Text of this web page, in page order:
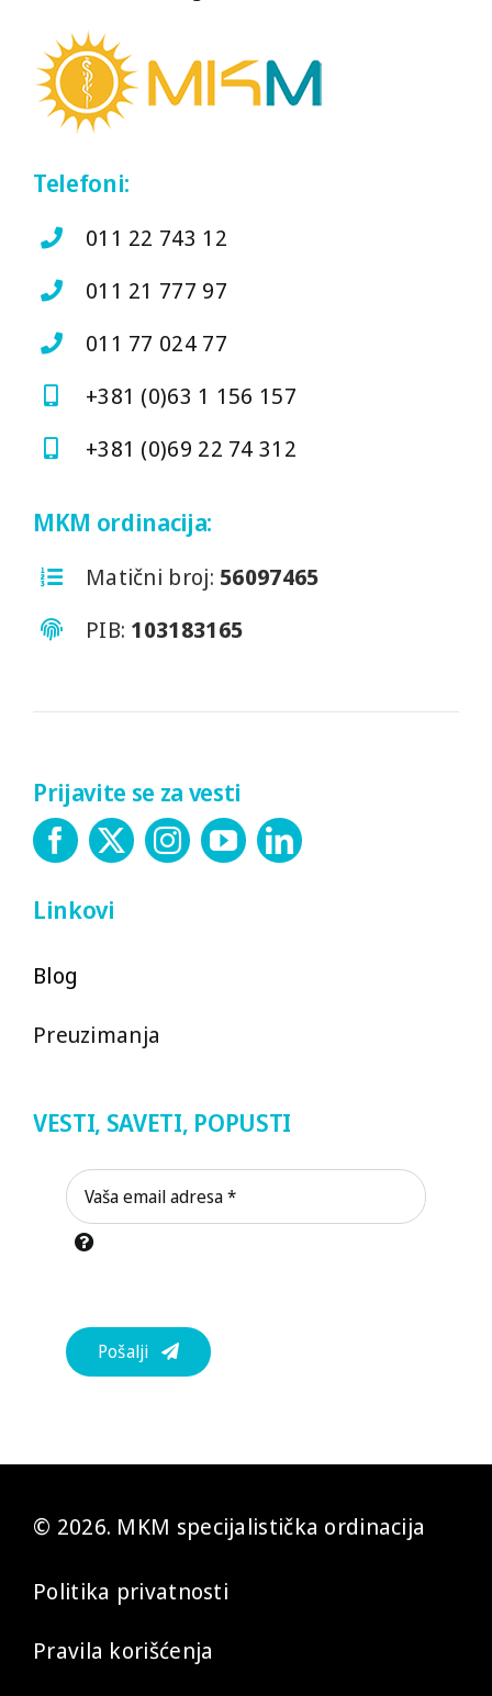
Telefoni:
011 22 743 12
011 21 777 97
011 77 024 77
+381 (0)63 1 156 157
+381 (0)69 22 74 312
MKM ordinacija:
Matični broj: 56097465
PIB: 103183165
Prijavite se za vesti
Linkovi
Blog
Preuzimanja
VESTI, SAVETI, POPUSTI
Pošalji
© 2026. MKM specijalistička ordinacija
Politika privatnosti
Pravila korišćenja